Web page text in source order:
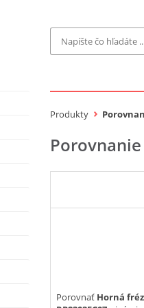
Bosch Profi
Gardena
Proxxon
KNIPEX
CMT
Cena do
Produkty
Porovnať Horná